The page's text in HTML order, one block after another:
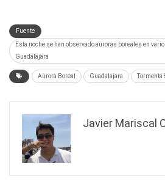
Fuente
Esta noche se han observado auroras boreales en
Guadalajara
Aurora Boreal Guadalajara Tormenta
Javier Mariscal